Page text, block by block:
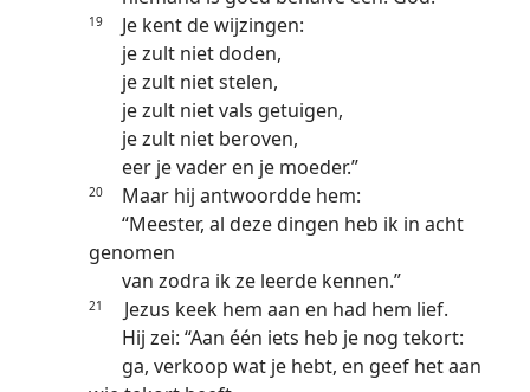
19
Je kent de wijzingen:
je zult niet doden,
je zult niet stelen,
je zult niet vals getuigen,
je zult niet beroven,
eer je vader en je moeder.”
20
Maar hij antwoordde hem:
“Meester, al deze dingen heb ik in acht
genomen
van zodra ik ze leerde kennen.”
21 Jezus keek hem aan en had hem lief.
Hij zei: “Aan één iets heb je nog tekort:
ga, verkoop wat je hebt, en geef het aan